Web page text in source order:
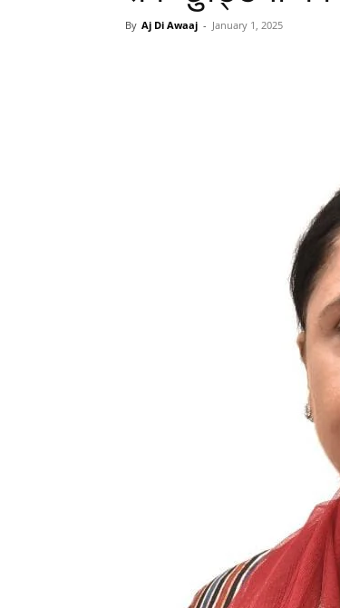
By Aj Di Awaaj - January 1, 2025